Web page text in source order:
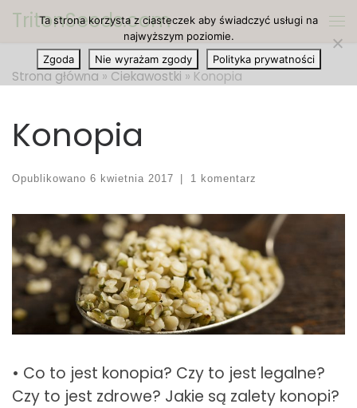
Przejdź do treści
TritonSeeds.com
Strona główna » Ciekawostki » Konopia
Konopia
Opublikowano 6 kwietnia 2017 1 komentarz
• Co to jest konopia? Czy to jest legalne?
Czy to jest zdrowe? Jakie są zalety konopi?
Ta strona korzysta z ciasteczek aby świadczyć usługi na
najwyższym poziomie.
Zgoda
Nie wyrażam zgody Polityka prywatności